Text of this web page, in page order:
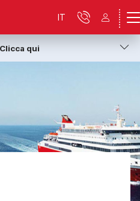
Clicca qui
IT